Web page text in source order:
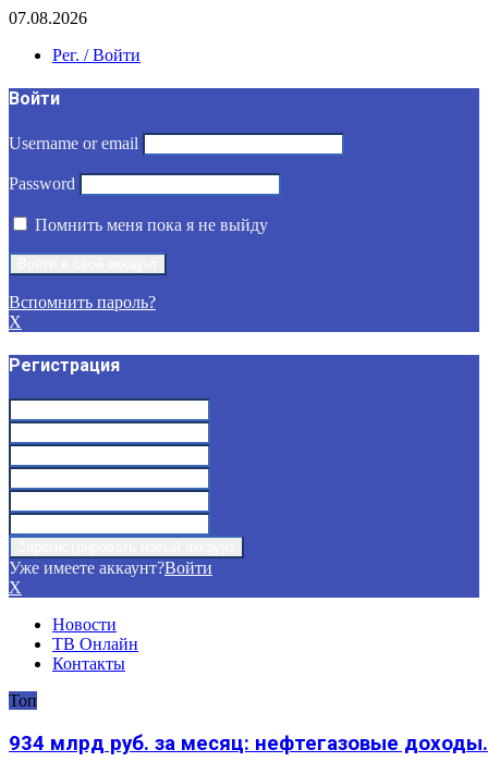
07.08.2026
Рег. / Войти
Войти
Username or email
Password
Помнить меня пока я не выйду
Вспомнить пароль?
X
Регистрация
Уже имеете аккаунт?Войти
X
Новости
ТВ Онлайн
Контакты
Топ
934 млрд руб. за месяц: нефтегазовые